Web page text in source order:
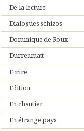
De la lecture
Dialogues schizos
Dominique de Roux
Dürrenmatt
Ecrire
Edition
En chantier
En étrange pays